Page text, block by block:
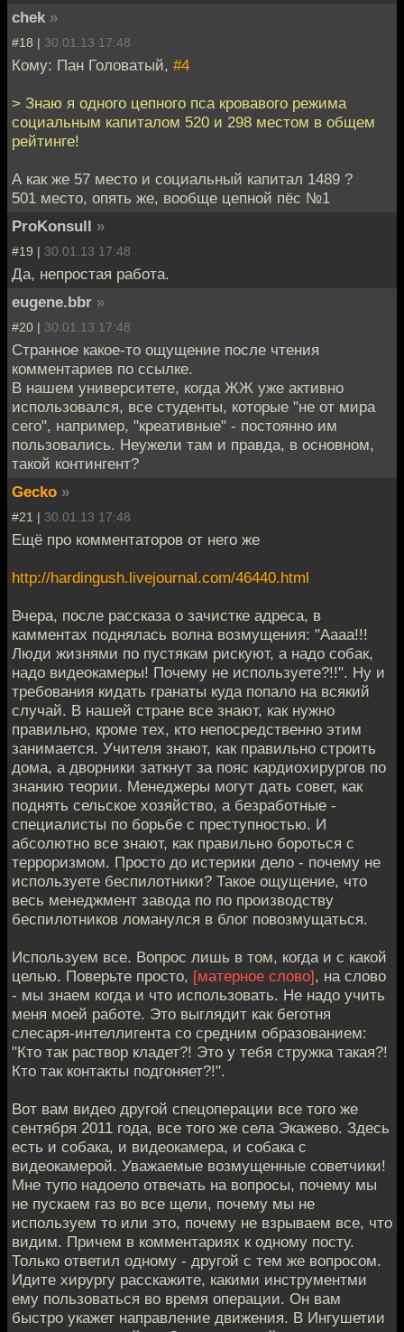
chek »
#18 | 30.01.13 17:48
Кому: Пан Головатый, #4
> Знаю я одного цепного пса кровавого режима
социальным капиталом 520 и 298 местом в общем
рейтинге!
А как же 57 место и социальный капитал 1489 ?
501 место, опять же, вообще цепной пёс №1
ProKonsull »
#19 | 30.01.13 17:48
Да, непростая работа.
eugene.bbr »
#20 | 30.01.13 17:48
Странное какое-то ощущение после чтения
комментариев по ссылке.
В нашем университете, когда ЖЖ уже активно
использовался, все студенты, которые "не от мира
сего", например, "креативные" - постоянно им
пользовались. Неужели там и правда, в основном,
такой контингент?
Gecko »
#21 | 30.01.13 17:48
Ещё про комментаторов от него же
http://hardingush.livejournal.com/46440.html
Вчера, после рассказа о зачистке адреса, в
камментах поднялась волна возмущения: "Аааа!!!
Люди жизнями по пустякам рискуют, а надо собак,
надо видеокамеры! Почему не используете?!!". Ну и
требования кидать гранаты куда попало на всякий
случай. В нашей стране все знают, как нужно
правильно, кроме тех, кто непосредственно этим
занимается. Учителя знают, как правильно строить
дома, а дворники заткнут за пояс кардиохирургов по
знанию теории. Менеджеры могут дать совет, как
поднять сельское хозяйство, а безработные -
специалисты по борьбе с преступностью. И
абсолютно все знают, как правильно бороться с
терроризмом. Просто до истерики дело - почему не
используете беспилотники? Такое ощущение, что
весь менеджмент завода по по производству
беспилотников ломанулся в блог повозмущаться.
Используем все. Вопрос лишь в том, когда и с какой
целью. Поверьте просто, [матерное слово], на слово
- мы знаем когда и что использовать. Не надо учить
меня моей работе. Это выглядит как беготня
слесаря-интеллигента со средним образованием:
"Кто так раствор кладет?! Это у тебя стружка такая?!
Кто так контакты подгоняет?!".
Вот вам видео другой спецоперации все того же
сентября 2011 года, все того же села Экажево. Здесь
есть и собака, и видеокамера, и собака с
видеокамерой. Уважаемые возмущенные советчики!
Мне тупо надоело отвечать на вопросы, почему мы
не пускаем газ во все щели, почему мы не
используем то или это, почему не взрываем все, что
видим. Причем в комментариях к одному посту.
Только ответил одному - другой с тем же вопросом.
Идите хирургу расскажите, какими инструментми
ему пользоваться во время операции. Он вам
быстро укажет направление движения. В Ингушетии